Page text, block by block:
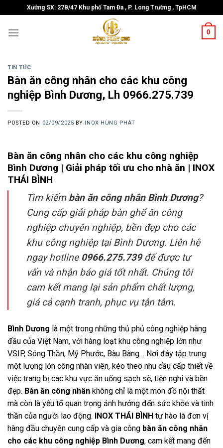
to
content
Xưởng SX: 27B/47 Khu phố Tam Đa , P. Long Trường , TpHCM
0
TIN TỨC
Bàn ăn công nhân cho các khu công
nghiệp Bình Dương, Lh 0966.275.739
POSTED ON 02/09/2025 BY INOX HÙNG PHÁT
Bàn ăn công nhân cho các khu công nghiệp
Bình Dương | Giải pháp tối ưu cho nhà ăn | INOX
THÁI BÌNH
Tìm kiếm bàn ăn công nhân Bình Dương?
Cung cấp giải pháp bàn ghế ăn công
nghiệp chuyên nghiệp, bền đẹp cho các
khu công nghiệp tại Bình Dương. Liên hệ
ngay hotline 0966.275.739để được tư
vấn và nhận báo giá tốt nhất. Chúng tôi
cam kết mang lại sản phẩm chất lượng,
giá cả cạnh tranh, phục vụ tận tâm.
Bình Dương là một trong những thủ phủ công nghiệp hàng
đầu của Việt Nam, với hàng loạt khu công nghiệp lớn như
VSIP, Sóng Thần, Mỹ Phước, Bàu Bàng… Nơi đây tập trung
một lượng lớn công nhân viên, kéo theo nhu cầu cấp thiết về
việc trang bị các khu vực ăn uống sạch sẽ, tiện nghi và bền
đẹp. Bàn ăn công nhân không chỉ là một món đồ nội thất
mà còn là yếu tố quan trọng ảnh hưởng đến sức khỏe và tinh
thần của người lao động. INOX THÁI BÌNH tự hào là đơn vị
hàng đầu chuyên cung cấp và gia công bàn ăn công nhân
cho các khu công nghiệp Bình Dương, cam kết mang đến